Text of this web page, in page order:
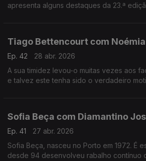
apresenta alguns destaques da 23.ª
Tiago Bettencourt com
Ep. 42
28 abr. 2026
A sua timidez levou-o muitas vezes aos
e talvez este tenha sido o verdadeiro
Sofia Beça com Diamantino
Ep. 41
27 abr. 2026
Sofia Beça, nasceu no Porto em 1972. É
desde 94 desenvolveu rabalho contínuo